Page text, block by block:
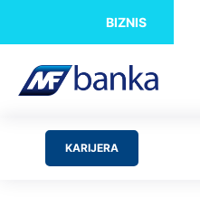
BIZNIS
KARIJERA